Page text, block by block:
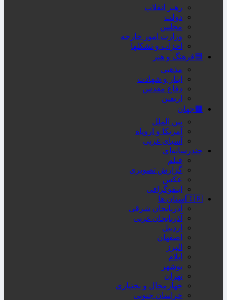
رهبر انقلاب
دولت
مجلس
وزارت امور خارجه
احزاب و تشکلها
🟦فرهنگ و هنر
مذهبی
ایثار و شهادت
دفاع مقدس
اربعین
🟫جهان
بین الملل
آمریکا و اروپاه
آسیای غربی
چندرسانه‌ای
فیلم
گزارش تصویری
عکس
اینفوگرافی
🇮🇷استان ها
آذربایجان شرقی
آذربایجان غربی
اردبیل
اصفهان
البرز
ایلام
بوشهر
تهران
چهارمحال و بختیاری
خراسان جنوبی